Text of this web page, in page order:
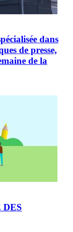
dans
de presse,
de la
DES